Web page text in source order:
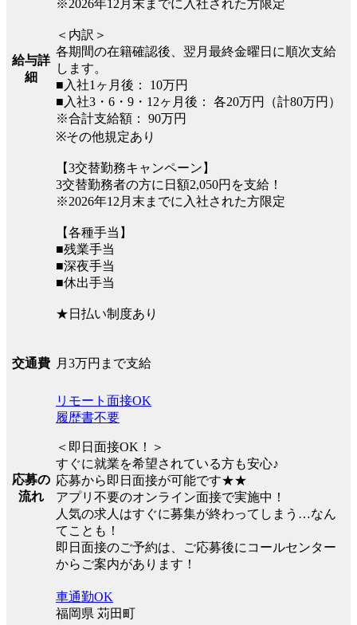
給与詳
細
※2026年12月末までに入社された方限定
＜内訳＞
各期間の在籍確認後、翌月最終金曜日に順次支給
します。
■入社1ヶ月後： 10万円
■入社3・6・9・12ヶ月後： 各20万円（計80万円）
※合計支給額： 90万円
※その他規定あり
【3交替勤務キャンペーン】
3交替勤務者の方に日額2,050円を支給！
※2026年12月末までに入社された方限定
【各種手当】
■残業手当
■深夜手当
■休出手当
★日払い制度あり
交通費 月3万円まで支給
応募の
流れ
リモート面接OK
履歴書不要
＜即日面接OK！＞
すぐに就業を希望されている方も安心♪
応募から即日面接が可能です★★
アプリ不要のオンライン面接で実施中！
人気の求人はすぐに募集が終わってしまう…なん
てことも！
即日面接のご予約は、ご応募後にコールセンター
からご案内があります！
車通勤OK
福岡県 苅田町